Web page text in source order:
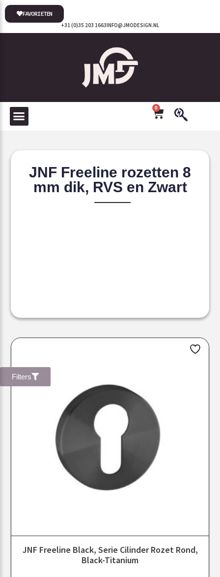
INFO@JMODESIGN.NL
+31 (0)35 203 1663
FAVORIETEN
0
JNF Freeline rozetten 8
mm dik, RVS en Zwart
Filters
JNF Freeline Black, Serie Cilinder Rozet Rond,
Black-Titanium